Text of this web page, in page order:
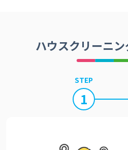
ハウスクリーニ
STEP
1